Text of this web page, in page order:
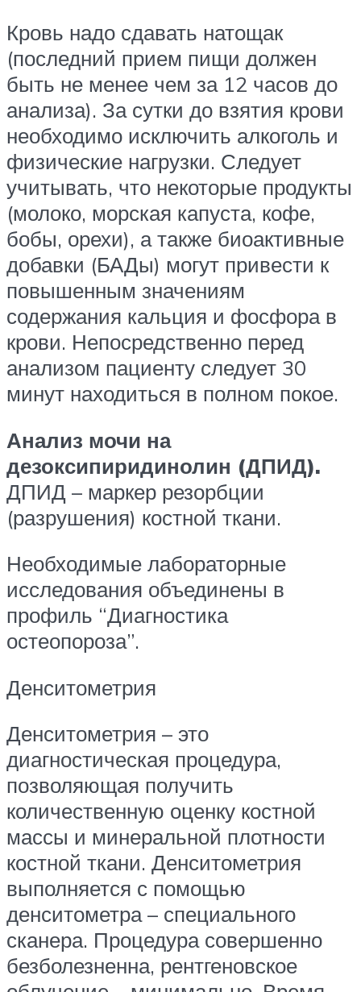
Кровь надо сдавать натощак
(последний прием пищи должен
быть не менее чем за 12 часов до
анализа). За сутки до взятия крови
необходимо исключить алкоголь и
физические нагрузки. Следует
учитывать, что некоторые продукты
(молоко, морская капуста, кофе,
бобы, орехи), а также биоактивные
добавки (БАДы) могут привести к
повышенным значениям
содержания кальция и фосфора в
крови. Непосредственно перед
анализом пациенту следует 30
минут находиться в полном покое.
Анализ мочи на
дезоксипиридинолин (ДПИД).
ДПИД – маркер резорбции
(разрушения) костной ткани.
Необходимые лабораторные
исследования объединены в
профиль “Диагностика
остеопороза”.
Денситометрия
Денситометрия – это
диагностическая процедура,
позволяющая получить
количественную оценку костной
массы и минеральной плотности
костной ткани. Денситометрия
выполняется с помощью
денситометра – специального
сканера. Процедура совершенно
безболезненна, рентгеновское